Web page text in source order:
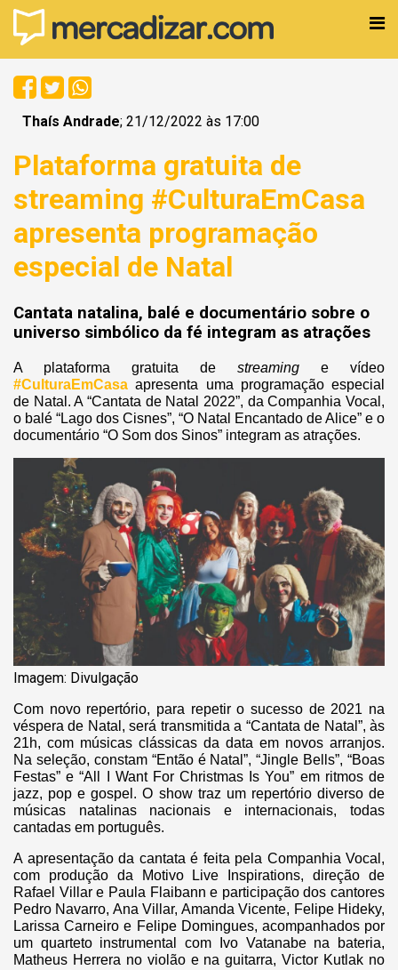
Thaís Andrade; 21/12/2022 às 17:00
Plataforma gratuita de
streaming #CulturaEmCasa
apresenta programação
especial de Natal
Cantata natalina, balé e documentário sobre o
universo simbólico da fé integram as atrações
A plataforma gratuita de streaming e vídeo
#CulturaEmCasa apresenta uma programação especial
de Natal. A “Cantata de Natal 2022”, da Companhia Vocal,
o balé “Lago dos Cisnes”, “O Natal Encantado de Alice” e o
documentário “O Som dos Sinos” integram as atrações.
Imagem: Divulgação
Com novo repertório, para repetir o sucesso de 2021 na
véspera de Natal, será transmitida a “Cantata de Natal”, às
21h, com músicas clássicas da data em novos arranjos.
Na seleção, constam “Então é Natal”, “Jingle Bells”, “Boas
Festas” e “All I Want For Christmas Is You” em ritmos de
jazz, pop e gospel. O show traz um repertório diverso de
músicas natalinas nacionais e internacionais, todas
cantadas em português.
A apresentação da cantata é feita pela Companhia Vocal,
com produção da Motivo Live Inspirations, direção de
Rafael Villar e Paula Flaibann e participação dos cantores
Pedro Navarro, Ana Villar, Amanda Vicente, Felipe Hideky,
Larissa Carneiro e Felipe Domingues, acompanhados por
um quarteto instrumental com Ivo Vatanabe na bateria,
Matheus Herrera no violão e na guitarra, Victor Kutlak no